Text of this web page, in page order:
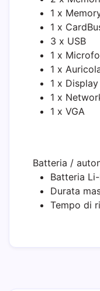
1 x
1 x
3 x USB
1 x
1 x
1 x
1 x
1 x VGA
Batteria /
Batteria
Durata
Tempo di